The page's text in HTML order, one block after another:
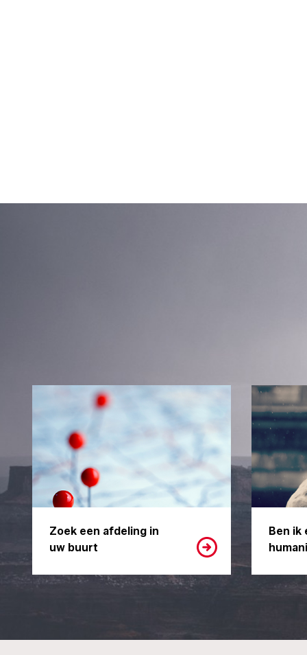
Zoek een afdeling in
uw buurt
Ben ik